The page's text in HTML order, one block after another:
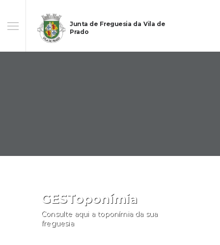
Junta de Freguesia da Vila de
Prado
GESToponímia
Consulte aqui a toponímia da sua
freguesia